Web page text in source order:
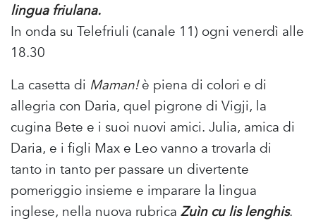
lingua friulana.
In onda su Telefriuli (canale 11) ogni venerdì alle
18.30
La casetta di Maman!è piena di colori e di
allegria con Daria, quel pigrone di Vigji, la
cugina Bete e i suoi nuovi amici. Julia, amica di
Daria, e i figli Max e Leo vanno a trovarla di
tanto in tanto per passare un divertente
pomeriggio insieme e imparare la lingua
inglese, nella nuova rubrica Zuìn cu lis lenghis.